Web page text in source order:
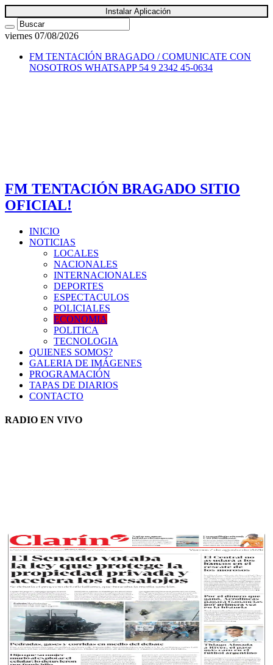
Instalar Aplicación
viernes 07/08/2026
FM TENTACIÓN BRAGADO / COMUNICATE CON
NOSOTROS WHATSAPP 54 9 2342 45-0634
FM TENTACIÓN BRAGADO SITIO
OFICIAL!
INICIO
NOTICIAS
LOCALES
NACIONALES
INTERNACIONALES
DEPORTES
ESPECTACULOS
POLICIALES
ECONOMIA
POLITICA
TECNOLOGIA
QUIENES SOMOS?
GALERIA DE IMÁGENES
PROGRAMACIÓN
TAPAS DE DIARIOS
CONTACTO
RADIO EN VIVO